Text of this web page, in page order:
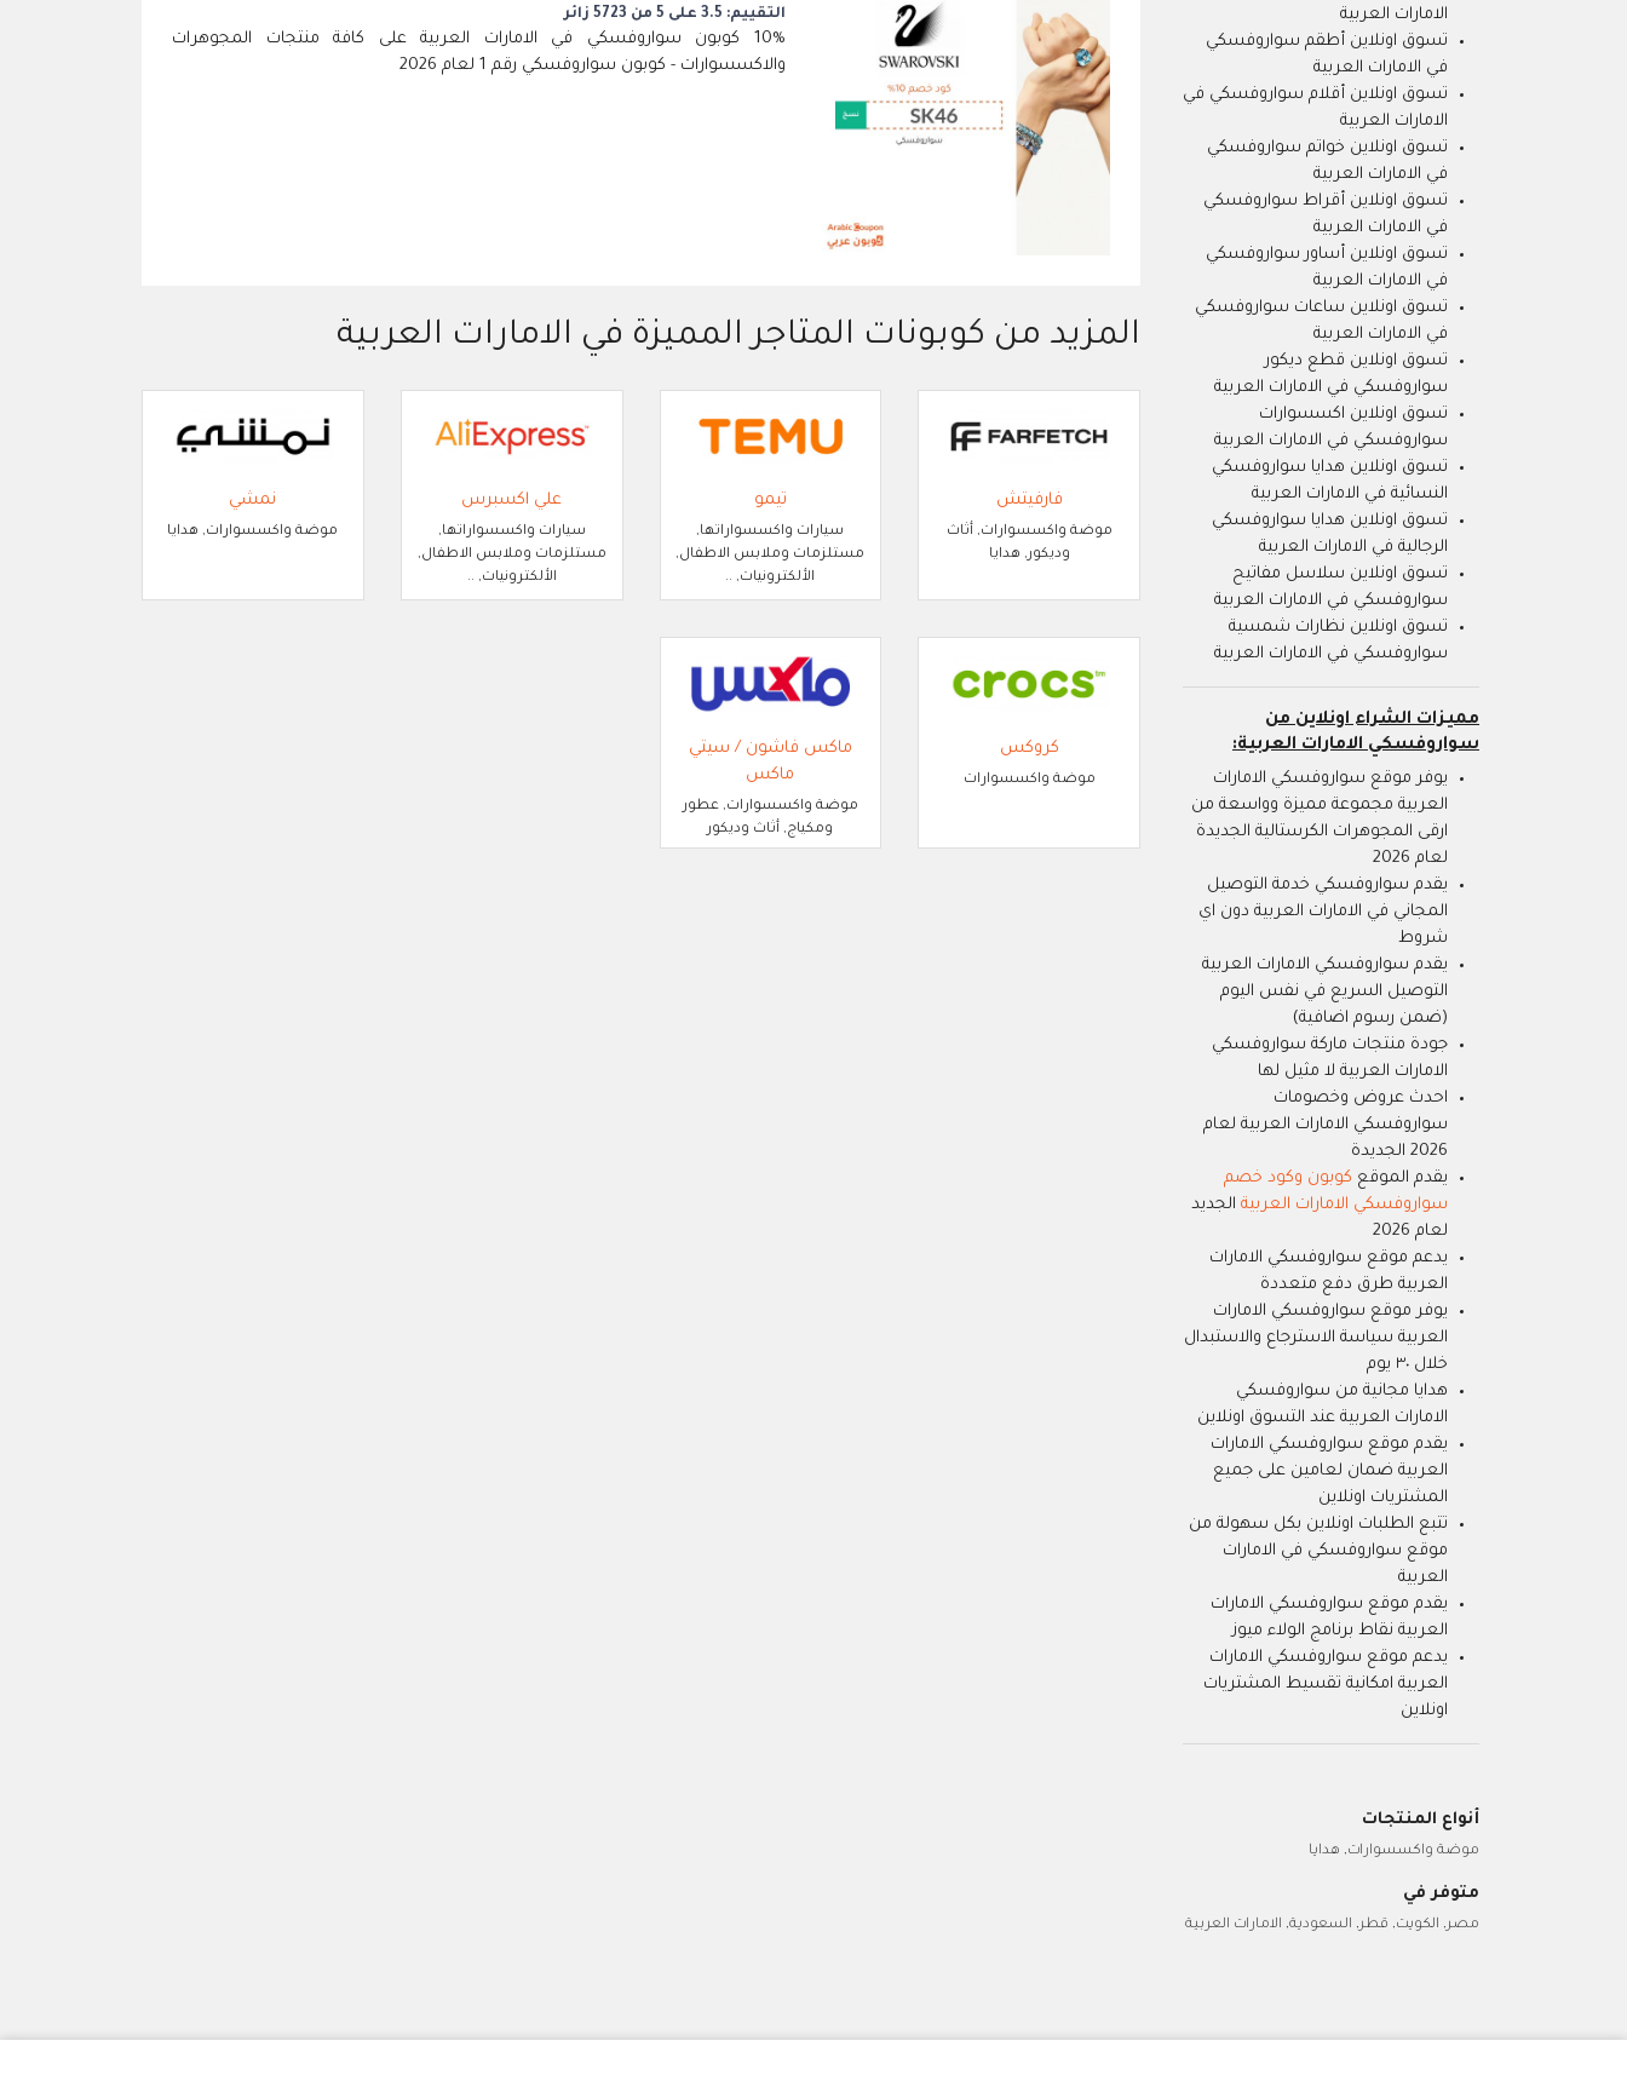
التقييم: 3.5 على 5 من 5723 زائر
10% كوبون سواروفسكي في الامارات العربية على كافة منتجات المجوهرات
والاكسسوارات - كوبون سواروفسكي رقم 1 لعام 2026
المزيد من كوبونات المتاجر المميزة في الامارات العربية
فارفيتش
موضة واكسسوارات, أثاث
وديكور, هدايا
تيمو
سيارات واكسسواراتها,
مستلزمات وملابس الاطفال,
الألكترونيات, ..
علي اكسبرس
سيارات واكسسواراتها,
مستلزمات وملابس الاطفال,
الألكترونيات, ..
نمشي
موضة واكسسوارات, هدايا
كروكس
موضة واكسسوارات
ماكس فاشون / سيتي
ماكس
موضة واكسسوارات, عطور
ومكياج, أثاث وديكور
الامارات العربية
تسوق اونلاين أطقم سواروفسكي
في الامارات العربية
تسوق اونلاين أقلام سواروفسكي في
الامارات العربية
تسوق اونلاين خواتم سواروفسكي
في الامارات العربية
تسوق اونلاين أقراط سواروفسكي
في الامارات العربية
تسوق اونلاين أساور سواروفسكي
في الامارات العربية
تسوق اونلاين ساعات سواروفسكي
في الامارات العربية
تسوق اونلاين قطع ديكور
سواروفسكي في الامارات العربية
تسوق اونلاين اكسسوارات
سواروفسكي في الامارات العربية
تسوق اونلاين هدايا سواروفسكي
النسائية في الامارات العربية
تسوق اونلاين هدايا سواروفسكي
الرجالية في الامارات العربية
تسوق اونلاين سلاسل مفاتيح
سواروفسكي في الامارات العربية
تسوق اونلاين نظارات شمسية
سواروفسكي في الامارات العربية
مميزات الشراء اونلاين من
سواروفسكي الامارات العربية:
يوفر موقع سواروفسكي الامارات
العربية مجموعة مميزة وواسعة من
ارقى المجوهرات الكرستالية الجديدة
لعام 2026
يقدم سواروفسكي خدمة التوصيل
المجاني في الامارات العربية دون اي
شروط
يقدم سواروفسكي الامارات العربية
التوصيل السريع في نفس اليوم
(ضمن رسوم اضافية)
جودة منتجات ماركة سواروفسكي
الامارات العربية لا مثيل لها
احدث عروض وخصومات
سواروفسكي الامارات العربية لعام
2026 الجديدة
يقدم الموقع كوبون وكود خصم
سواروفسكي الامارات العربيةالجديد
لعام 2026
يدعم موقع سواروفسكي الامارات
العربية طرق دفع متعددة
يوفر موقع سواروفسكي الامارات
العربية سياسة الاسترجاع والاستبدال
خلال ٣٠ يوم
هدايا مجانية من سواروفسكي
الامارات العربية عند التسوق اونلاين
يقدم موقع سواروفسكي الامارات
العربية ضمان لعامين على جميع
المشتريات اونلاين
تتبع الطلبات اونلاين بكل سهولة من
موقع سواروفسكي في الامارات
العربية
يقدم موقع سواروفسكي الامارات
العربية نقاط برنامج الولاء ميوز
يدعم موقع سواروفسكي الامارات
العربية امكانية تقسيط المشتريات
اونلاين
أنواع المنتجات
موضة واكسسوارات, هدايا
متوفر في
مصر, الكويت, قطر, السعودية, الامارات العربية